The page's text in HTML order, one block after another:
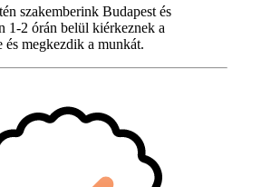
szakemberink Budapest és
1-2 órán belül kiérkeznek a
és megkezdik a munkát.